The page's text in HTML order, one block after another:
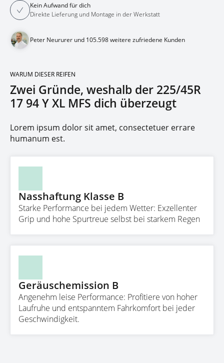
Kein Aufwand für dich
Direkte Lieferung und Montage in der Werkstatt
Peter Neururer und 105.598 weitere zufriedene Kunden
WARUM DIESER REIFEN
Zwei Gründe, weshalb der 225/45R
17 94 Y XL MFS dich überzeugt
Lorem ipsum dolor sit amet, consectetuer errare
humanum est.
Nasshaftung Klasse B
Starke Performance bei jedem Wetter: Exzellenter
Grip und hohe Spurtreue selbst bei starkem Regen
Geräuschemission B
Angenehm leise Performance: Profitiere von hoher
Laufruhe und entspanntem Fahrkomfort bei jeder
Geschwindigkeit.